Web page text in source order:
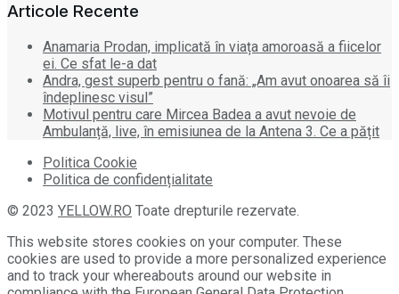
Articole Recente
Anamaria Prodan, implicată în viața amoroasă a fiicelor
ei. Ce sfat le-a dat
Andra, gest superb pentru o fană: „Am avut onoarea să îi
îndeplinesc visul”
Motivul pentru care Mircea Badea a avut nevoie de
Ambulanță, live, în emisiunea de la Antena 3. Ce a pățit
Politica Cookie
Politica de confidențialitate
© 2023 YELLOW.RO Toate drepturile rezervate.
This website stores cookies on your computer. These
cookies are used to provide a more personalized experience
and to track your whereabouts around our website in